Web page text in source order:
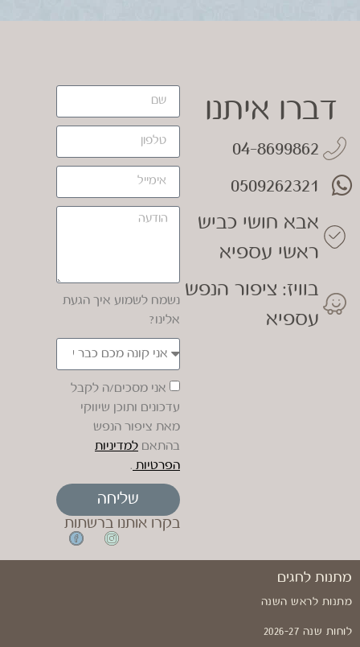
דברו איתנו
04-8699862
0509262321
אבא חושי כביש
ראשי עספיא
בוויז: ציפור הנפש
עספיא
נשמח לשמוע איך הגעת
אלינו?
אני מסכים/ה לקבל
עדכונים ותוכן שיווקי
מאת ציפור הנפש
בהתאם למדיניות
הפרטיות .
שליחה
בקרו אותנו ברשתות
מתנות לחגים
מתנות לראש השנה
לוחות שנה 2026-27